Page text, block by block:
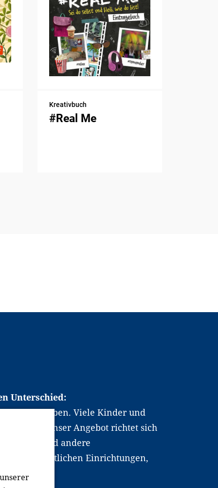
Kreativbuch
#Real Me
Unterschied:
Berufsleben. Viele Kinder und
dabei. Unser Angebot richtet sich
und andere
Einrichtungen,